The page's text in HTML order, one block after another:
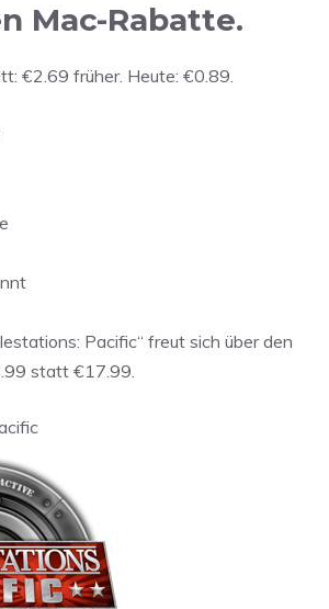
Mac-Rabatte.
€2.69 früher. Heute: €0.89.
Pacific“ freut sich über den
statt €17.99.